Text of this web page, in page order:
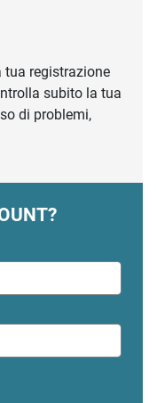
tua registrazione
subito la tua
di problemi,